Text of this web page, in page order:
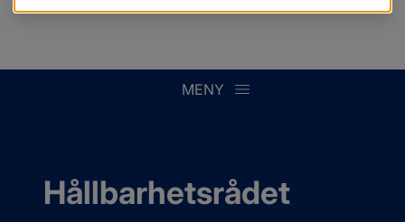
MENY
Hållbarhetsrådet